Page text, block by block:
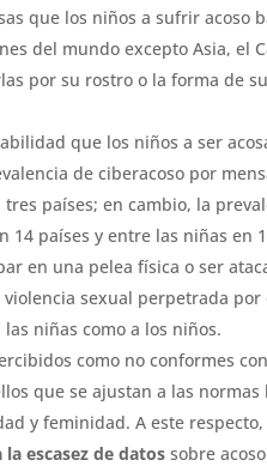
que los niños a sufrir acoso
del mundo excepto Asia, el
por su rostro o la forma de
que los niños a ser
de ciberacoso por
países; en cambio, la
14 países y entre las niñas en
en una pelea física o ser
sexual perpetrada
niñas como a los niños.
como no conformes
que se ajustan a las
y feminidad. A este
la escasez de datos sobre